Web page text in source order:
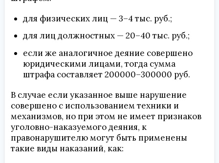
для физических лиц — 3–4 тыс. руб.;
для лиц должностных — 20–40 тыс. руб.;
если же аналогичное деяние совершено
юридическими лицами, тогда сумма
штрафа составляет 200000–300000 руб.
В случае если указанное выше нарушение
совершено с использованием техники и
механизмов, но при этом не имеет признаков
уголовно-наказуемого деяния, к
правонарушителю могут быть применены
такие виды наказаний, как: